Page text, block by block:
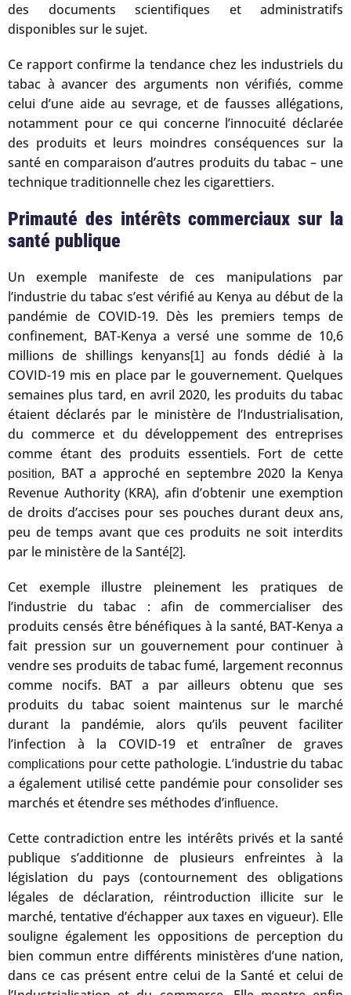
des documents scientifiques et administratifs
disponibles sur le sujet.
Ce rapport confirme la tendance chez les industriels du
tabac à avancer des arguments non vérifiés, comme
celui d’une aide au sevrage, et de fausses allégations,
notamment pour ce qui concerne l’innocuité déclarée
des produits et leurs moindres conséquences sur la
santé en comparaison d’autres produits du tabac – une
technique traditionnelle chez les cigarettiers.
Primauté des intérêts commerciaux sur la
santé publique
Un exemple manifeste de ces manipulations par
l’industrie du tabac s’est vérifié au Kenya au début de la
pandémie de COVID-19. Dès les premiers temps de
confinement, BAT-Kenya a versé une somme de 10,6
millions de shillings kenyans[1]au fonds dédié à la
COVID-19 mis en place par le gouvernement. Quelques
semaines plus tard, en avril 2020, les produits du tabac
étaient déclarés par le ministère de l’Industrialisation,
du commerce et du développement des entreprises
comme étant des produits essentiels. Fort de cette
position, BAT a approché en septembre 2020 la Kenya
Revenue Authority (KRA), afin d’obtenir une exemption
de droits d’accises pour ses pouches durant deux ans,
peu de temps avant que ces produits ne soit interdits
par le ministère de la Santé[2].
Cet exemple illustre pleinement les pratiques de
l’industrie du tabac : afin de commercialiser des
produits censés être bénéfiques à la santé, BAT-Kenya a
fait pression sur un gouvernement pour continuer à
vendre ses produits de tabac fumé, largement reconnus
comme nocifs. BAT a par ailleurs obtenu que ses
produits du tabac soient maintenus sur le marché
durant la pandémie, alors qu’ils peuvent faciliter
l’infection à la COVID-19 et entraîner de graves
complications pour cette pathologie. L’industrie du tabac
a également utilisé cette pandémie pour consolider ses
marchés et étendre ses méthodes d’influence.
Cette contradiction entre les intérêts privés et la santé
publique s’additionne de plusieurs enfreintes à la
législation du pays (contournement des obligations
légales de déclaration, réintroduction illicite sur le
marché, tentative d’échapper aux taxes en vigueur). Elle
souligne également les oppositions de perception du
bien commun entre différents ministères d’une nation,
dans ce cas présent entre celui de la Santé et celui de